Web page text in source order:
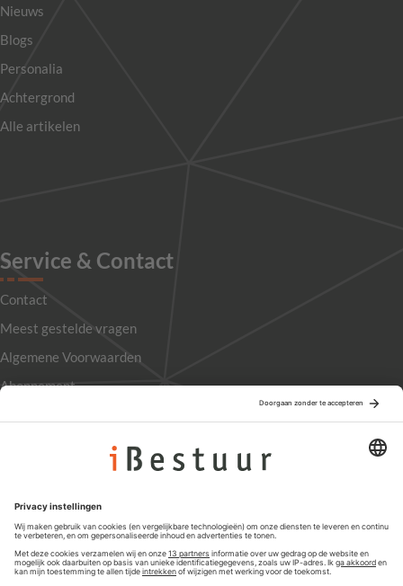
Nieuws
Blogs
Personalia
Achtergrond
Alle artikelen
Service & Contact
Contact
Meest gestelde vragen
Algemene Voorwaarden
Abonnement
Privacyinstellingen